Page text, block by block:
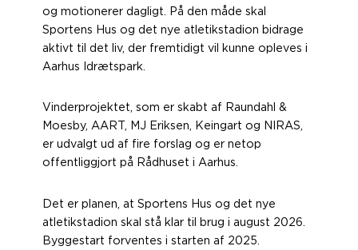
og motionerer dagligt. På den måde skal
Sportens Hus og det nye atletikstadion bidrage
aktivt til det liv, der fremtidigt vil kunne opleves i
Aarhus Idrætspark.
Vinderprojektet, som er skabt af Raundahl &
Moesby, AART, MJ Eriksen, Keingart og NIRAS,
er udvalgt ud af fire forslag og er netop
offentliggjort på Rådhuset i Aarhus.
Det er planen, at Sportens Hus og det nye
atletikstadion skal stå klar til brug i august 2026.
Byggestart forventes i starten af 2025.